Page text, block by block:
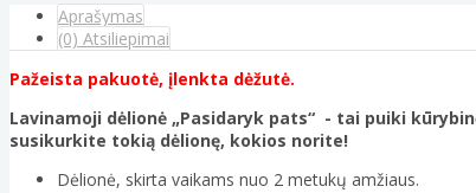
Aprašymas
(0) Atsiliepimai
Pažeista pakuotė, įlenkta dėžutė.
Lavinamoji dėlionė „Pasidaryk pats“ - tai puiki
susikurkite tokią dėlionę, kokios norite!
Dėlionė, skirta vaikams nuo 2 metukų amžiaus.